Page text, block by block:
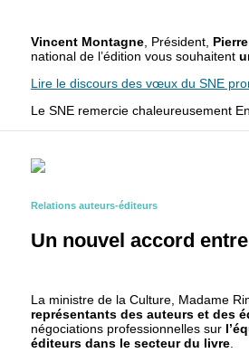
Vincent Montagne, Président,
national de l’édition vous souhaitent
Lire le discours des vœux du SNE
Le SNE remercie chaleureusement
Relations auteurs-éditeurs
Un nouvel accord
La ministre de la Culture, Madame
représentants des auteurs et des
négociations professionnelles sur
éditeurs dans le secteur du livre.